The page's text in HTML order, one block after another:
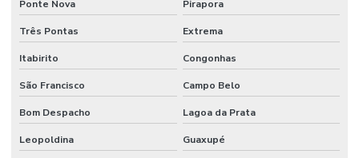
Sistema de incêndio sprinkler
Sistema de prevenção contra incêndio
Sistema preventivo de incêndio
Sistema de proteção e combate a incêndio
Sistema de proteção contra descargas atmosféricas
Sistema de proteção contra incêndio
Ponte Nova Pirapora
Três Pontas Extrema
Itabirito Congonhas
São Francisco Campo Belo
Bom Despacho Lagoa da Prata
Leopoldina Guaxupé